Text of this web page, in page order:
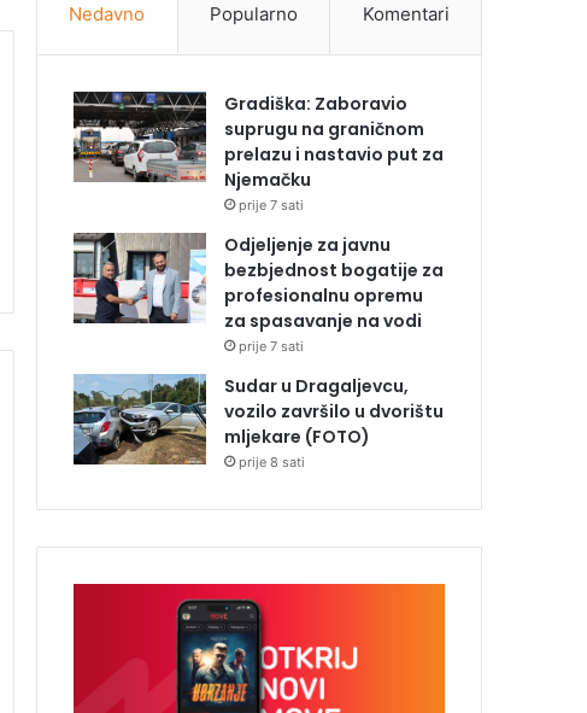
Nedavno Popularno Komentari
Gradiška: Zaboravio
suprugu na graničnom
prelazu i nastavio put za
Njemačku
prije 7 sati
Odjeljenje za javnu
bezbjednost bogatije za
profesionalnu opremu
za spasavanje na vodi
prije 7 sati
Sudar u Dragaljevcu,
vozilo završilo u dvorištu
mljekare (FOTO)
prije 8 sati